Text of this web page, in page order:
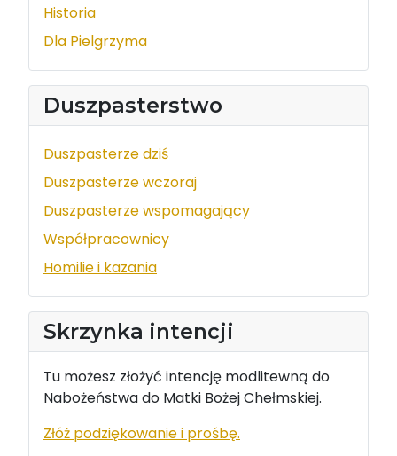
Historia
Dla Pielgrzyma
Duszpasterstwo
Duszpasterze dziś
Duszpasterze wczoraj
Duszpasterze wspomagający
Współpracownicy
Homilie i kazania
Skrzynka intencji
Tu możesz złożyć intencję modlitewną do
Nabożeństwa do Matki Bożej Chełmskiej.
Złóż podziękowanie i prośbę.